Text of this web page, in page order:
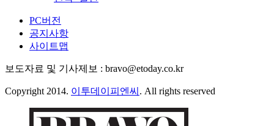
PC버전
공지사항
사이트맵
보도자료 및 기사제보 : bravo@etoday.co.kr
Copyright 2014. 이투데이피엔씨 . All rights reserved